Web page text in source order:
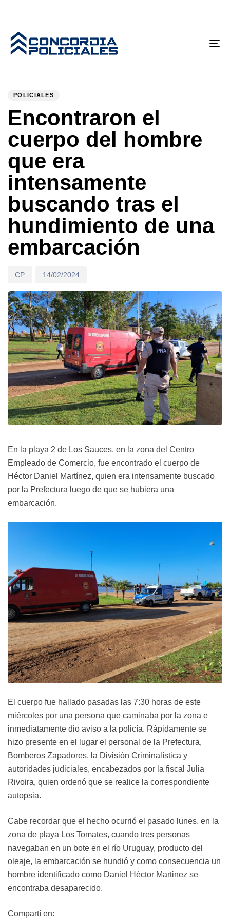
POLICIALES
Encontraron el
cuerpo del hombre
que era
intensamente
buscando tras el
hundimiento de una
embarcación
CP 14/02/2024
En la playa 2 de Los Sauces, en la zona del Centro
Empleado de Comercio, fue encontrado el cuerpo de
Héctor Daniel Martínez, quien era intensamente buscado
por la Prefectura luego de que se hubiera una
embarcación.
El cuerpo fue hallado pasadas las 7:30 horas de este
miércoles por una persona que caminaba por la zona e
inmediatamente dio aviso a la policía. Rápidamente se
hizo presente en el lugar el personal de la Prefectura,
Bomberos Zapadores, la División Criminalística y
autoridades judiciales, encabezados por la fiscal Julia
Rivoira, quien ordenó que se realice la correspondiente
autopsia.
Cabe recordar que el hecho ocurrió el pasado lunes, en la
zona de playa Los Tomates, cuando tres personas
navegaban en un bote en el río Uruguay, producto del
oleaje, la embarcación se hundió y como consecuencia un
hombre identificado como Daniel Héctor Martinez se
encontraba desaparecido.
Compartí en: